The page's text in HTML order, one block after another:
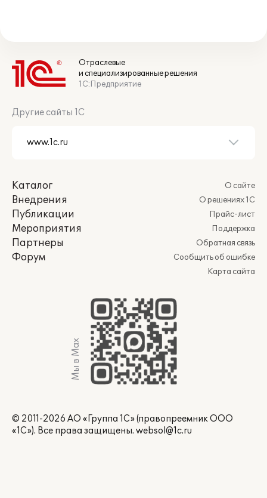
Отраслевые
и специализированные решения
1С:Предприятие
Другие сайты 1С
Каталог
Внедрения
Публикации
Мероприятия
Партнеры
Форум
О сайте
О решениях 1С
Прайс-лист
Поддержка
Обратная связь
Сообщить об ошибке
Карта сайта
Мы в Max
© 2011-2026 АО «Группа 1С» (правопреемник ООО
«1С»). Все права защищены. websol@1c.ru